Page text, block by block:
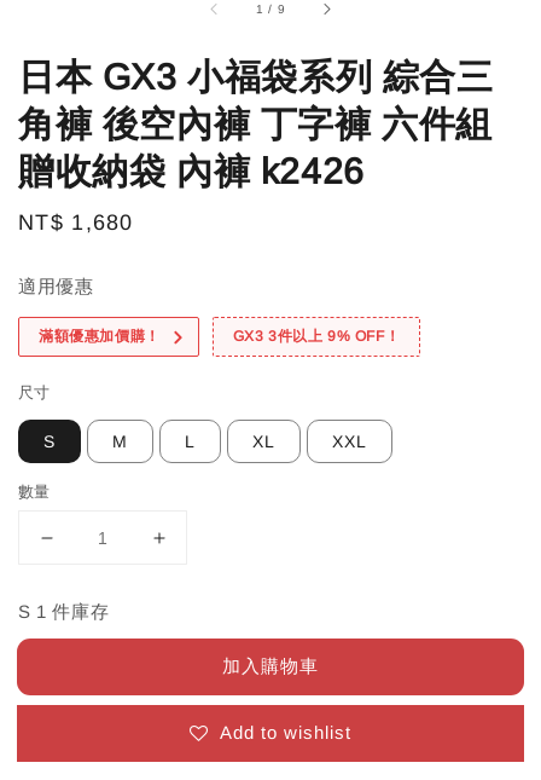
1 / 9
日本 GX3 小福袋系列 綜合三
角褲 後空內褲 丁字褲 六件組
贈收納袋 內褲 k2426
Regular
NT$ 1,680
適用優惠
滿額優惠加價購！ GX3 3件以上 9% OFF！
尺寸
S M L XL XXL
數量
S 1 件庫存
加入購物車
Add to wishlist